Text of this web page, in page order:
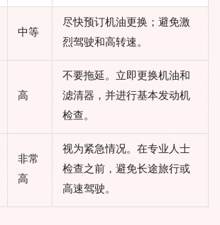
中等
尽快预订机油更换；避免激
烈驾驶和高转速。
高
不要拖延。立即更换机油和
滤清器，并进行基本发动机
检查。
非常
高
视为紧急情况。在专业人士
检查之前，避免长途旅行或
高速驾驶。